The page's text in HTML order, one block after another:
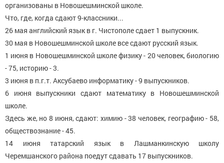
организованы в Новошешминской школе.
Что, где, когда сдают 9-классники...
26 мая английский язык в г. Чистополе сдает 1 выпускник.
30 мая в Новошешминской школе все сдают русский язык.
1 июня в Новошешминской школе физику - 20 человек, биологию
- 75, историю - 3.
3 июня в п.г.т. Аксубаево информатику - 9 выпускников.
6 июня выпускники сдают математику в Новошешминской
школе.
Здесь же, но 8 июня, сдают: химию - 38 человек, географию - 58,
обществознание - 45.
14 июня татарский язык в Лашманкинскую школу
Черемшанского района поедут сдавать 17 выпускников.